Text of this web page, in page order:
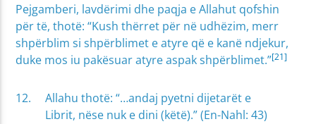
Pejgamberi, lavdërimi dhe paqja e Allahut qofshin
për të, thotë: “Kush thërret për në udhëzim, merr
shpërblim si shpërblimet e atyre që e kanë ndjekur,
duke mos iu pakësuar atyre aspak shpërblimet.”[21]
Allahu thotë: “…andaj pyetni dijetarët e
Librit, nëse nuk e dini (këtë).” (En-Nahl: 43)